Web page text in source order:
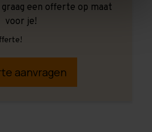
een offerte op maat
voor je!
aanvragen